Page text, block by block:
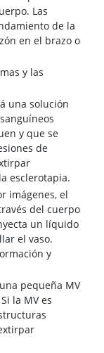
Las
de la
en el brazo o
y las
una solución
y que se
de
esclerotapia.
imágenes, el
del cuerpo
un líquido
el vaso.
y
pequeña MV
la MV es